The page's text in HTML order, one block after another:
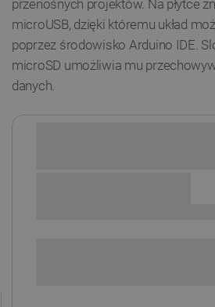
przenośnych projektów. Na płytce
microUSB, dzięki któremu układ
poprzez środowisko Arduino IDE.
microSD umożliwia mu
danych.